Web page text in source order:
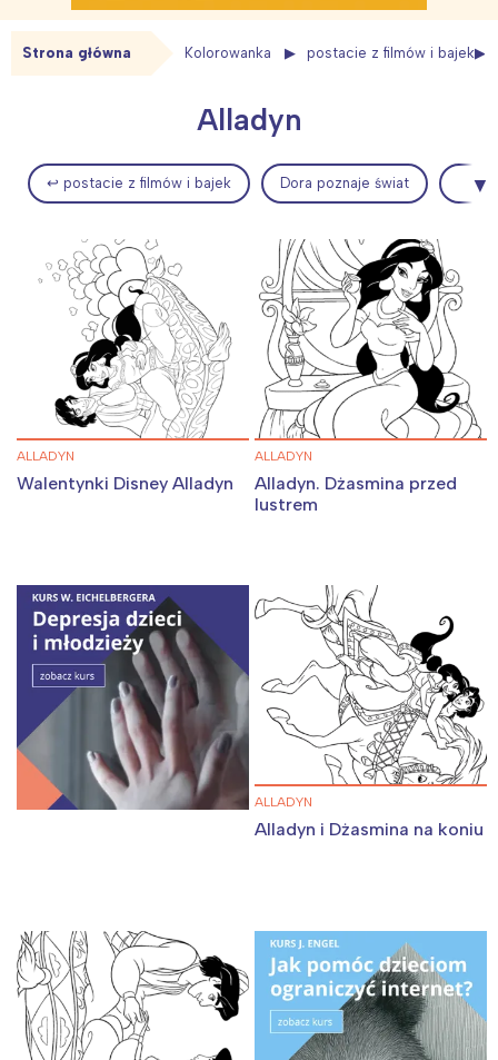
Strona główna Kolorowanka postacie z filmów i bajek
Alladyn
↩ postacie z filmów i bajek Dora poznaje świat
ALLADYN
Walentynki Disney Alladyn
ALLADYN
Alladyn. Dżasmina przed
lustrem
ALLADYN
Alladyn i Dżasmina na koniu